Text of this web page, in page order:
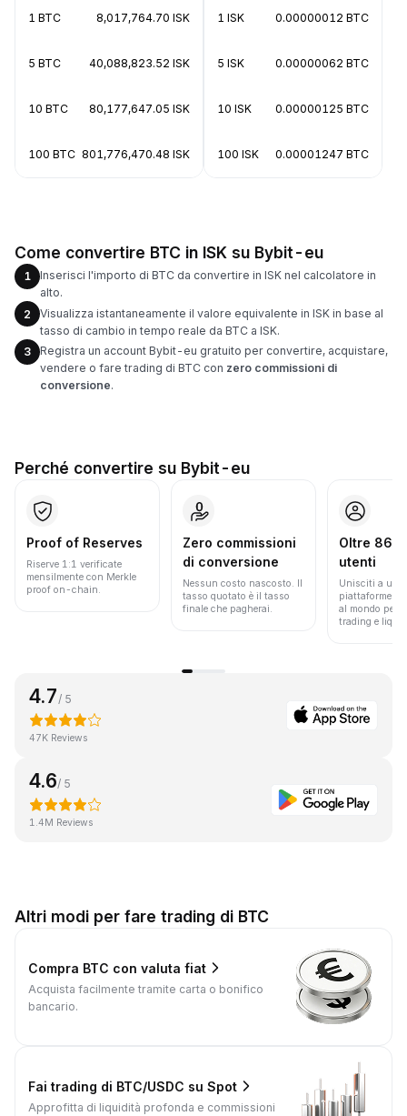
1 BTC 8,017,764.70 ISK
5 BTC 40,088,823.52 ISK
10 BTC 80,177,647.05 ISK
100 BTC 801,776,470.48 ISK
1 ISK 0.00000012 BTC
5 ISK 0.00000062 BTC
10 ISK 0.00000125 BTC
100 ISK 0.00001247 BTC
Come convertire BTC in ISK su Bybit-eu
1
Inserisci l'importo di BTC da convertire in ISK nel calcolatore in
alto.
2
Visualizza istantaneamente il valore equivalente in ISK in base al
tasso di cambio in tempo reale da BTC a ISK.
3
Registra un account Bybit-eu gratuito per convertire, acquistare,
vendere o fare trading di BTC con zero commissioni di
conversione.
Perché convertire su Bybit-eu
Proof of Reserves
Riserve 1:1 verificate
mensilmente con Merkle
proof on-chain.
Zero commissioni
di conversione
Nessun costo nascosto. Il
tasso quotato è il tasso
finale che pagherai.
Oltre 86
utenti
Unisciti a una
piattaforme
al mondo per
trading e
4.7/ 5
47K Reviews
4.6/ 5
1.4M Reviews
Altri modi per fare trading di BTC
Compra BTC con valuta fiat
Acquista facilmente tramite carta o bonifico
bancario.
Fai trading di BTC/USDC su Spot
Approfitta di liquidità profonda e commissioni